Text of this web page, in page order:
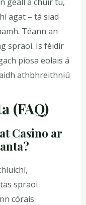
agat – tá siad
Téann an
spraoi. Is féidir
píosa eolais á
athbhreithniú
(FAQ)
Casino ar
spraoi
córais